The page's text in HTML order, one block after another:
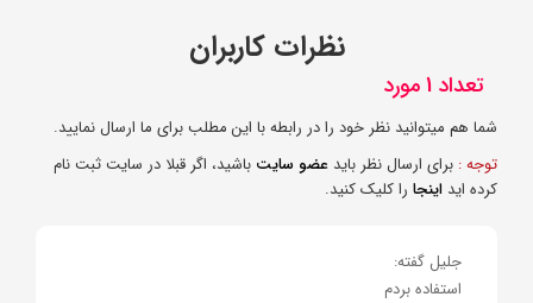
نظرات کاربران
تعداد 1 مورد
شما هم میتوانید نظر خود را در رابطه با این مطلب برای ما ارسال نمایید.
توجه : برای ارسال نظر باید عضو سایت باشید، اگر قبلا در سایت ثبت نام
کرده اید اینجا را کلیک کنید.
جلیل گفته:
استفاده بردم